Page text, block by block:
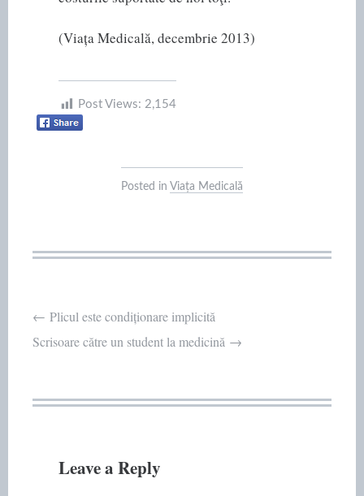
(Viața Medicală, decembrie 2013)
Post Views: 2,154
Posted in Viața Medicală
Post
← Plicul este condiționare implicită
Scrisoare către un student la medicină →
Leave a Reply